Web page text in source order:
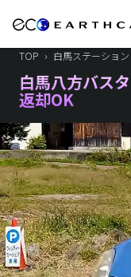
TOP › 白馬ステーション
白馬八方バス
返却OK